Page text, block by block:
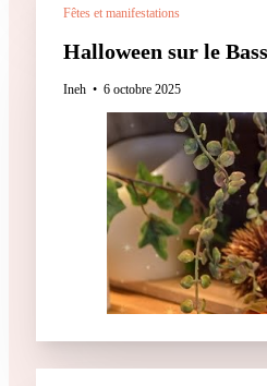
Fêtes et manifestations
Halloween sur le
Ineh 6 octobre 2025